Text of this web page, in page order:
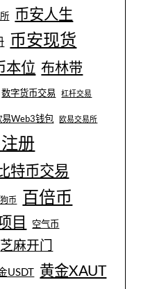
币安人生
币安现货
本位 布林带
数字货币交易 杠杆交易
易Web3钱包 欧易交易所
册
特币交易
币 百倍币
目 空气币
芝麻开门
USDT 黄金XAUT